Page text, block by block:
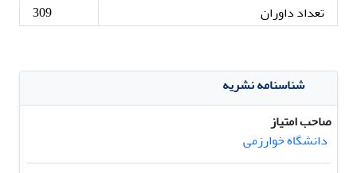
تعداد داوران
309
شناسنامه نشریه
صاحب امتیاز
دانشگاه خوارزمی